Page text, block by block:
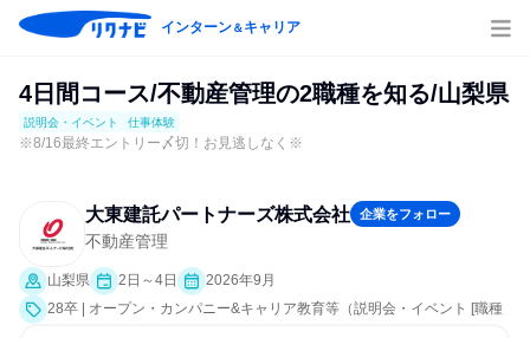
インターン＆キャリア
4日間コース/不動産管理の2職種を知る/山梨県
説明会・イベント 仕事体験
※8/16最終エントリー〆切！お見逃しなく※
大東建託パートナーズ株式会社 企業をフォロー
不動産管理
山梨県 2日～4日
2026年9月
28卒 | オープン・カンパニー&キャリア教育等（説明会・イベント [職種